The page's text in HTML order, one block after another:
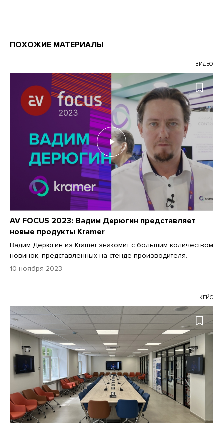
ПОХОЖИЕ МАТЕРИАЛЫ
ВИДЕО
AV FOCUS 2023: Вадим Дерюгин представляет
новые продукты Kramer
Вадим Дерюгин из Kramer знакомит с большим количеством
новинок, представленных на стенде производителя.
10 ноября 2023
КЕЙС